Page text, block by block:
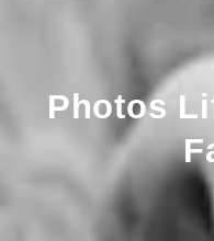
Photos